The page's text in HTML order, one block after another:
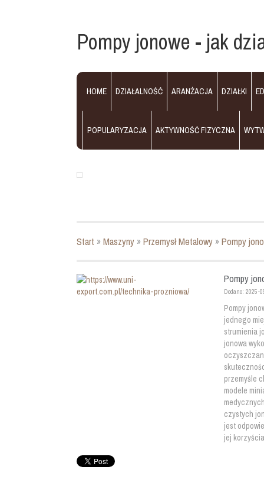
Pompy jonowe - jak
HOME DZIAŁALNOŚĆ ARANŻACJA DZIAŁKI
POPULARYZACJA AKTYWNOŚĆ FIZYCZNA
Start »Maszyny »Przemysł Metalowy »Pompy
Pompy
Dodano: 2025-
Pompy
jednego
strumienia
jonowa
przemyśle
modele
czystych
jest
jej